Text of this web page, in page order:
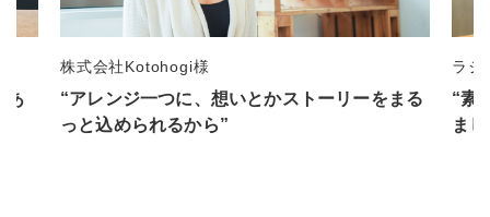
る
ラジオ番組制作 江上佳弥子様
“素敵な花束でした。ラジオ番組で話に上がり
ましたよ”
一般
“事
る